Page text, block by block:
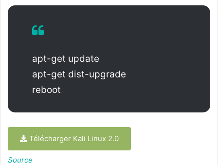
apt-get update
apt-get dist-upgrade
reboot
Télécharger Kali Linux 2.0
Source